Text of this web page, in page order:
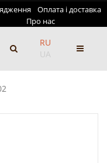
Оплата і доставка
Про нас
RU
UA